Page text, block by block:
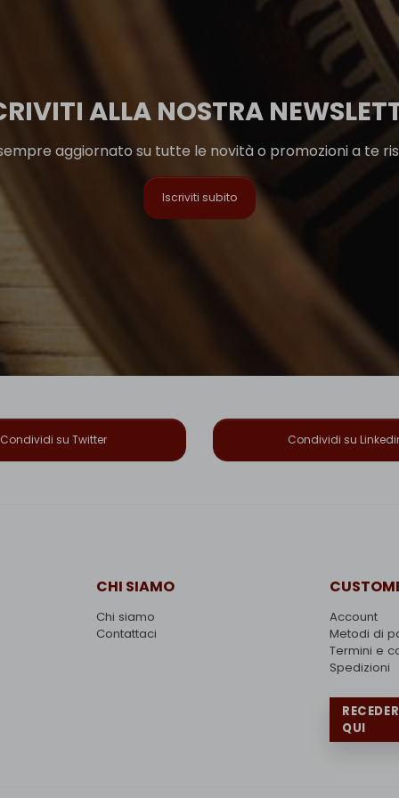
ALLA NOSTRA
aggiornato su tutte le novità o promozioni a te
Iscriviti subito
Condividi su Twitter Condividi su
CHI SIAMO
Chi siamo
Contattaci
Account
Metodi di
Termini e
Spedizioni
QUI